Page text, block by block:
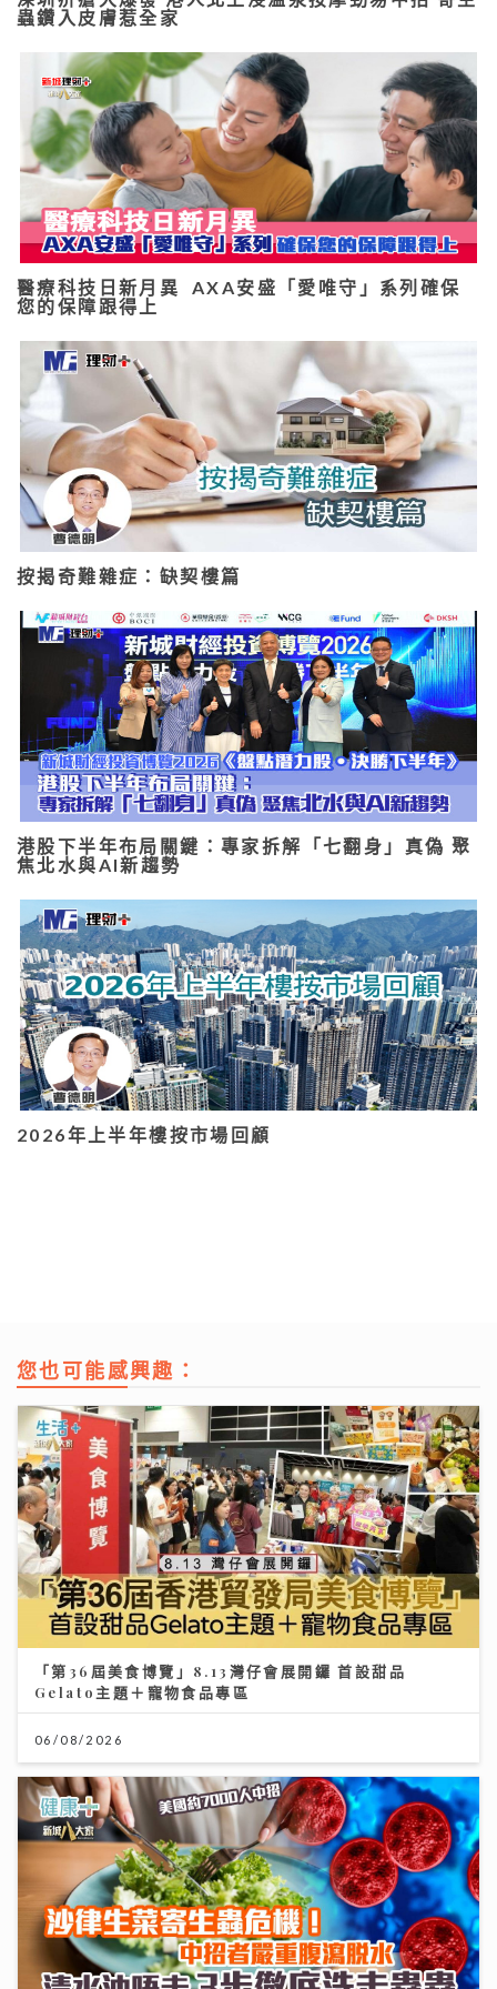
蟲鑽入皮膚惹全家
醫療科技日新月異 AXA安盛「愛唯守」系列確保
您的保障跟得上
按揭奇難雜症：缺契樓篇
港股下半年布局關鍵：專家拆解「七翻身」真偽 聚
焦北水與AI新趨勢
2026年上半年樓按市場回顧
您也可能感興趣：
「第36屆美食博覽」8.13灣仔會展開鑼 首設甜品
Gelato主題＋寵物食品專區
06/08/2026